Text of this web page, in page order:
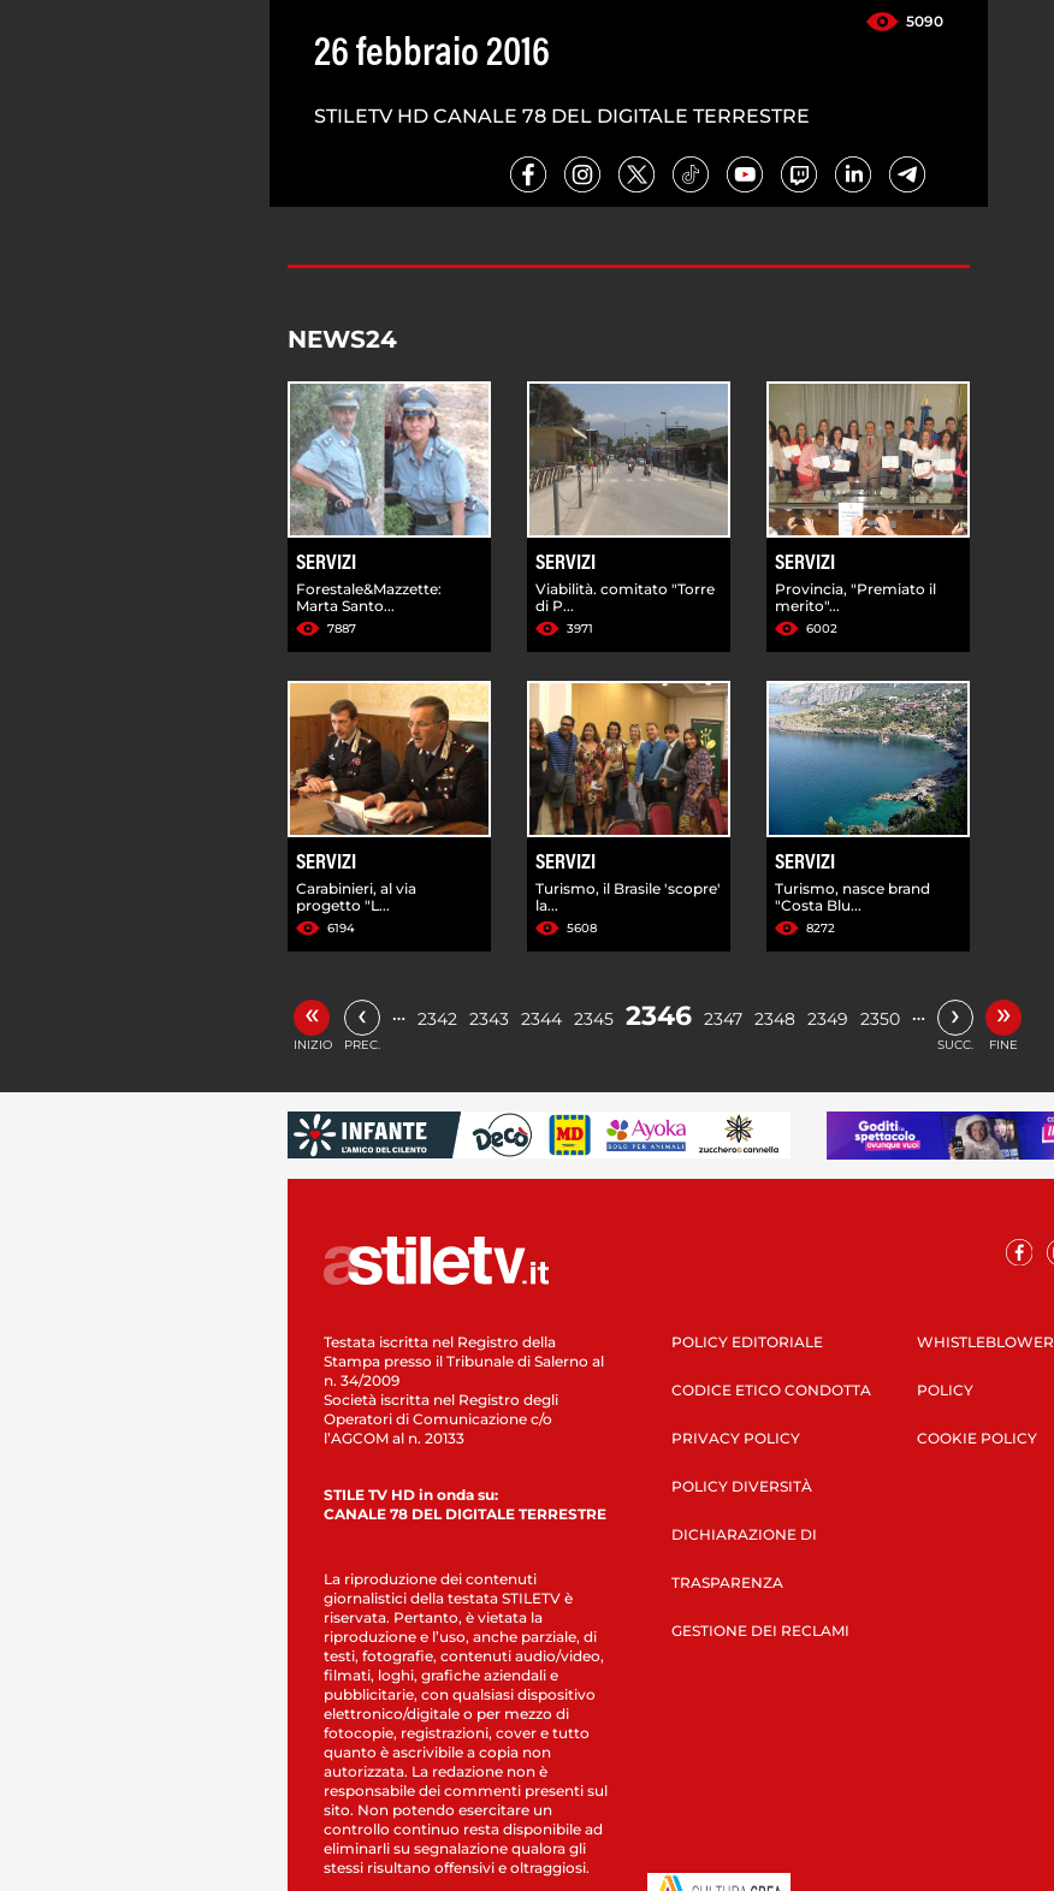
5090
26 febbraio 2016
STILETV HD CANALE 78 DEL DIGITALE TERRESTRE
NEWS24
SERVIZI
Forestale&Mazzette:
Marta Santo...
7887
SERVIZI
Viabilità. comitato "Torre
di P...
3971
SERVIZI
Provincia, "Premiato il
merito"...
6002
SERVIZI
Carabinieri, al via
progetto "L...
6194
SERVIZI
Turismo, il Brasile 'scopre'
la...
5608
SERVIZI
Turismo, nasce brand
"Costa Blu...
8272
«
INIZIO
‹
PREC.
… 2342 2343 2344 2345 2346 2347 2348 2349 2350 … ›
SUCC.
»
FINE
Testata iscritta nel Registro della
Stampa presso il Tribunale di Salerno al
n. 34/2009
Società iscritta nel Registro degli
Operatori di Comunicazione c/o
l’AGCOM al n. 20133
STILE TV HD in onda su:
CANALE 78 DEL DIGITALE TERRESTRE
La riproduzione dei contenuti
giornalistici della testata STILETV è
riservata. Pertanto, è vietata la
riproduzione e l’uso, anche parziale, di
testi, fotografie, contenuti audio/video,
filmati, loghi, grafiche aziendali e
pubblicitarie, con qualsiasi dispositivo
elettronico/digitale o per mezzo di
fotocopie, registrazioni, cover e tutto
quanto è ascrivibile a copia non
autorizzata. La redazione non è
responsabile dei commenti presenti sul
sito. Non potendo esercitare un
controllo continuo resta disponibile ad
eliminarli su segnalazione qualora gli
stessi risultano offensivi e oltraggiosi.
POLICY EDITORIALE
CODICE ETICO CONDOTTA
PRIVACY POLICY
POLICY DIVERSITÀ
DICHIARAZIONE DI
TRASPARENZA
GESTIONE DEI RECLAMI
WHISTLEBLOWER
POLICY
COOKIE POLICY